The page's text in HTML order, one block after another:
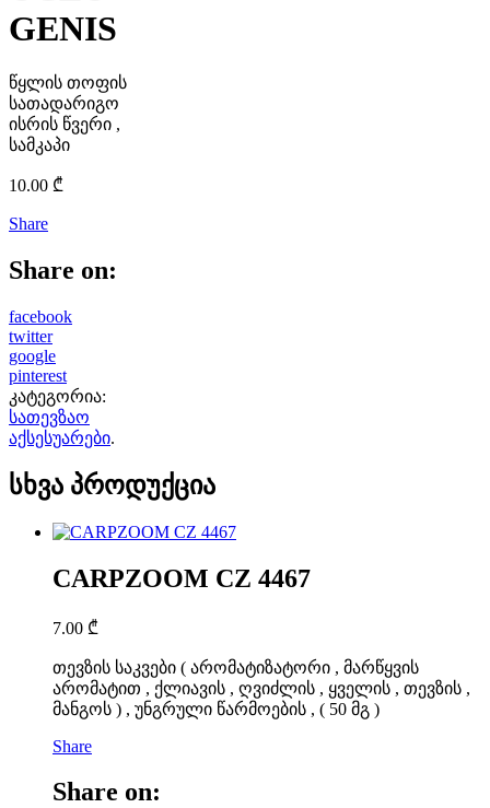
GENIS
წყლის თოფის
სათადარიგო
ისრის წვერი ,
სამკაპი
10.00 ₾
Share
Share on:
facebook
twitter
google
pinterest
კატეგორია:
სათევზაო
აქსესუარები.
სხვა პროდუქცია
CARPZOOM CZ 4467
7.00 ₾
თევზის საკვები ( არომატიზატორი , მარწყვის
არომატით , ქლიავის , ღვიძლის , ყველის , თევზის ,
მანგოს ) , უნგრული წარმოების , ( 50 მგ )
Share
Share on: